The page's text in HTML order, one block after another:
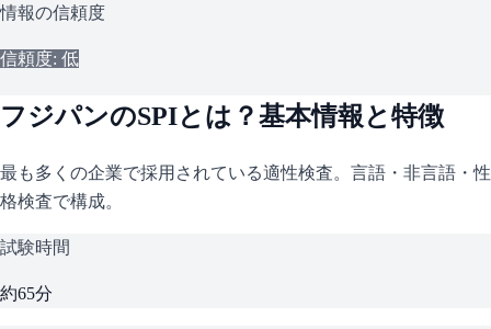
情報の信頼度
信頼度: 低
フジパンのSPIとは？基本情報と特徴
最も多くの企業で採用されている適性検査。言語・非言語・性
格検査で構成。
試験時間
約65分